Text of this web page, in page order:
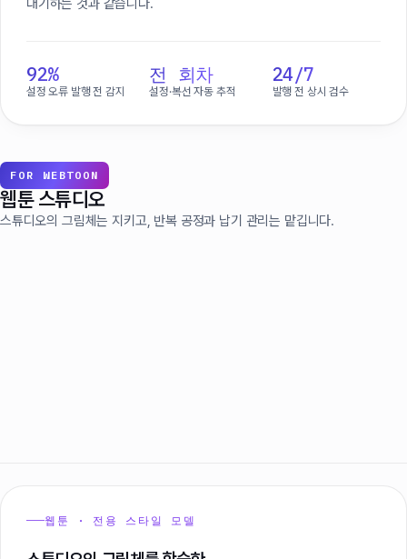
대기하는 것과 같습니다.
92%
설정 오류 발행 전 감지
전 회차
설정·복선 자동 추적
24/7
발행 전 상시 검수
FOR WEBTOON
웹툰 스튜디오
스튜디오의 그림체는 지키고, 반복 공정과 납기 관리는 맡깁니다.
웹툰 · 전용 스타일 모델